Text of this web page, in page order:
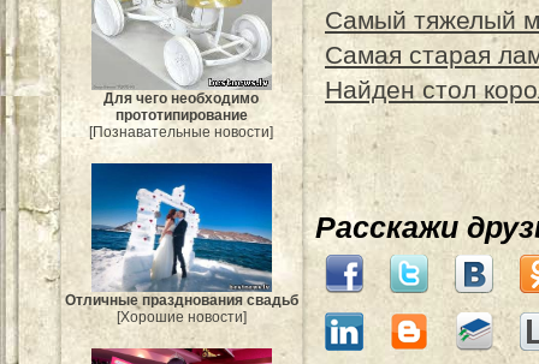
Для чего необходимо
прототипирование
[Познавательные новости]
Отличные празднования свадьб
[Хорошие новости]
Самый тяжелый
Самая старая
Найден стол
Расскажи